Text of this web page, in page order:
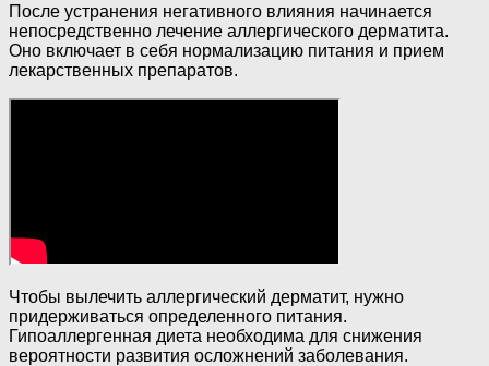
После устранения негативного влияния начинается
непосредственно лечение аллергического дерматита.
Оно включает в себя нормализацию питания и прием
лекарственных препаратов.
Чтобы вылечить аллергический дерматит, нужно
придерживаться определенного питания.
Гипоаллергенная диета необходима для снижения
вероятности развития осложнений заболевания.